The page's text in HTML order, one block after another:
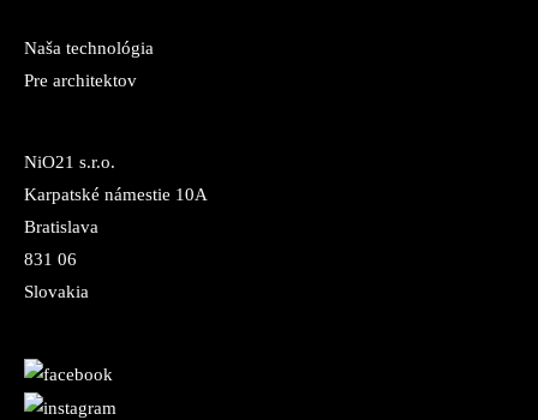
Naša technológia
Pre architektov
NiO21 s.r.o.
Karpatské námestie 10A
Bratislava
831 06
Slovakia